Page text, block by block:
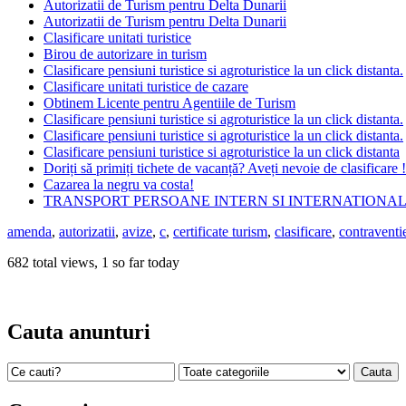
Autorizatii de Turism pentru Delta Dunarii
Autorizatii de Turism pentru Delta Dunarii
Clasificare unitati turistice
Birou de autorizare in turism
Clasificare pensiuni turistice si agroturistice la un click distanta.
Clasificare unitati turistice de cazare
Obtinem Licente pentru Agentiile de Turism
Clasificare pensiuni turistice si agroturistice la un click distanta.
Clasificare pensiuni turistice si agroturistice la un click distanta.
Clasificare pensiuni turistice si agroturistice la un click distanta
Doriți să primiți tichete de vacanță? Aveți nevoie de clasificare !
Cazarea la negru va costa!
TRANSPORT PERSOANE INTERN SI INTERNATIONAL
amenda, autorizatii, avize, c, certificate turism, clasificare,
682 total views, 1 so far today
Cauta anunturi